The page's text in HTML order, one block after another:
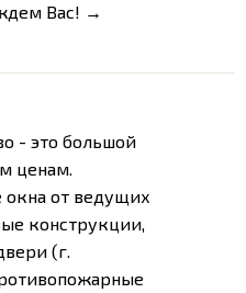
Вас! →
- это большой
ценам.
от ведущих
конструкции,
(г.